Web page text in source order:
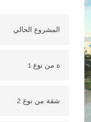
المشروع الحالي
ة من نوع 1
شقة من نوع 2